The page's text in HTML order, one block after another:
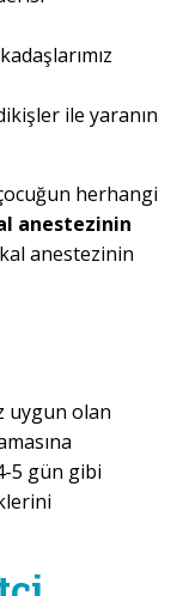
ile yaranın
herhangi
anestezinin
anestezinin
uygun olan
5 gün gibi